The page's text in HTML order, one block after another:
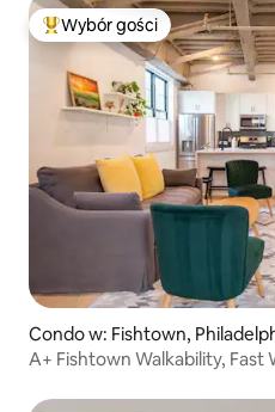
Najpopularniejsze z kategorii
Wybór gości
Condo w: Fishtown,
A+ Fishtown Walkability, Fast